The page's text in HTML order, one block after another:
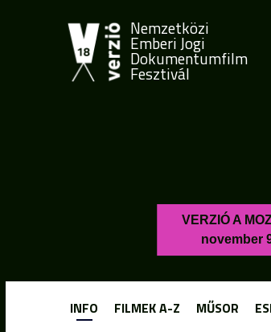
Nemzetközi
Emberi Jogi
Dokumentumfilm
Fesztivál
VERZIÓ A
november
INFO FILMEK A-Z MŰSOR